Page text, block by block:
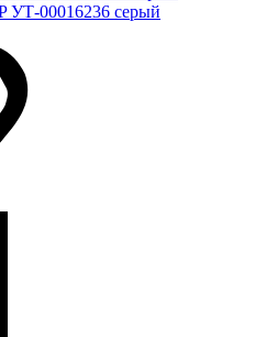
УТ-00016236 серый